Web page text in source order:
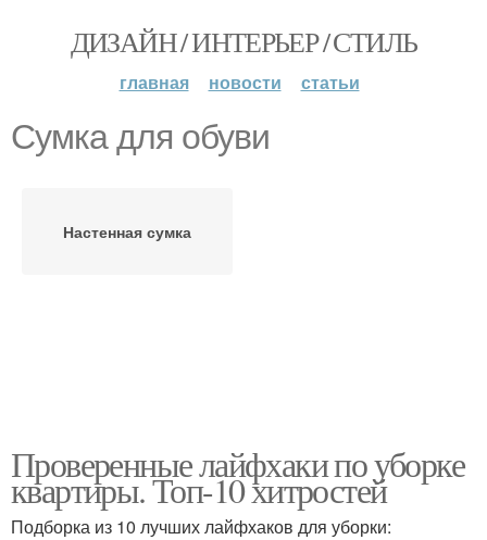
ДИЗАЙН / ИНТЕРЬЕР / СТИЛЬ
главная новости статьи
Сумка для обуви
Настенная сумка
Проверенные лайфхаки по уборке
квартиры. Топ-10 хитростей
Подборка из 10 лучших лайфхаков для уборки: